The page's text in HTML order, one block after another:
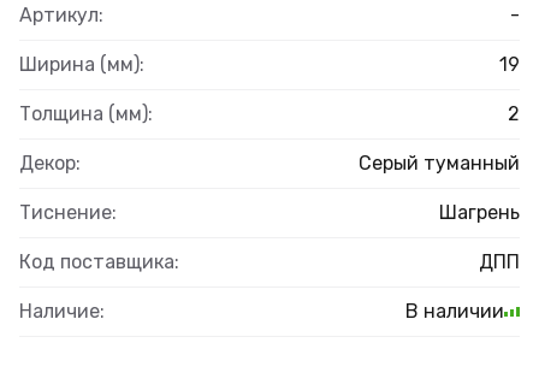
Артикул: -
Ширина (мм): 19
Толщина (мм): 2
Декор: Серый туманный
Тиснение: Шагрень
Код поставщика: ДПП
Наличие: В наличии